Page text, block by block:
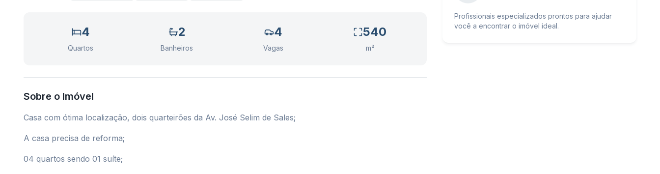
4
Quartos
2
Banheiros
4
Vagas
540
m²
Sobre o Imóvel
Casa com ótima localização, dois quarteirões da Av. José Selim de Sales;
A casa precisa de reforma;
04 quartos sendo 01 suíte;
Profissionais especializados prontos para ajudar
você a encontrar o imóvel ideal.